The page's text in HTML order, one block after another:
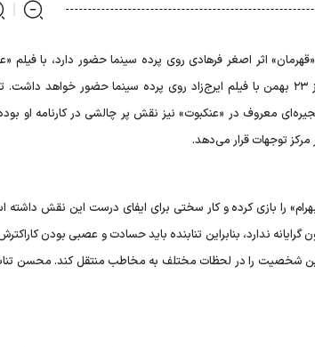
اثر اصغر فرهادی روی پرده سینما حضور دارد، با فیلم
ایرج‌زاد نیز در راه سینماست و پس از پایان جشنواره فجر، از ۲۳ بهمن با فیلم ایرج‌زاد روی پرده
معروف در «عنکبوت» نیز نقش پر چالشی در کارنامه او بوده
مرکز توجهات قرار می‌دهد.
را بازی کرده و کار سختی برای ایفای درست این نقش داشته
ندارد، بنابراین تنابنده باید حسادت و عصبی بودن
را در لحظات مختلف به مخاطب منتقل کند. محسن